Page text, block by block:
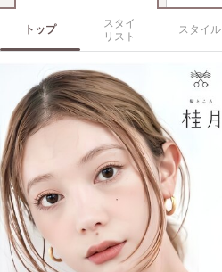
トップ
スタイ
リスト
スタイル